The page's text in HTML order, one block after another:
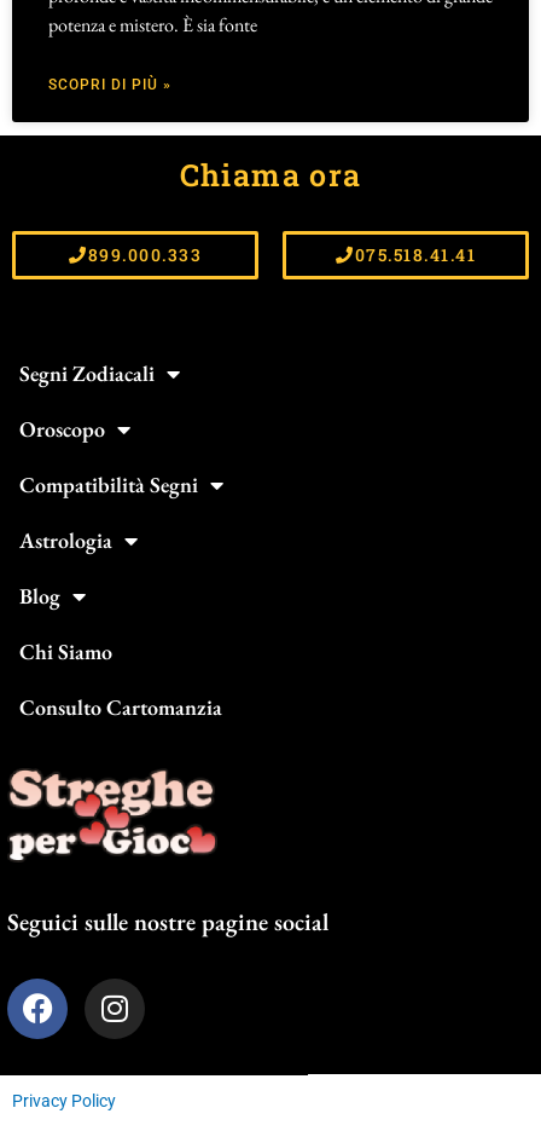
potenza e mistero. È sia fonte
SCOPRI DI PIÙ »
Chiama ora
899.000.333 075.518.41.41
Segni Zodiacali
Oroscopo
Compatibilità Segni
Astrologia
Blog
Chi Siamo
Consulto Cartomanzia
Seguici sulle nostre pagine social
F
a
e
b
I
n
t
a
Privacy Policy